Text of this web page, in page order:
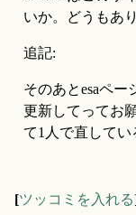
いか。どうもあ
追記:
そのあとesaペ
更新してってお
て1人で直してい
[ツッコミを入れる